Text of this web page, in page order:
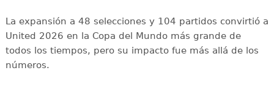
La expansión a 48 selecciones y 104 partidos convirtió a
United 2026 en la Copa del Mundo más grande de
todos los tiempos, pero su impacto fue más allá de los
números.